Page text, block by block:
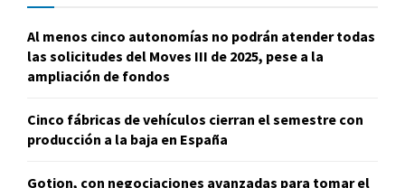
Al menos cinco autonomías no podrán atender todas
las solicitudes del Moves III de 2025, pese a la
ampliación de fondos
Cinco fábricas de vehículos cierran el semestre con
producción a la baja en España
Gotion, con negociaciones avanzadas para tomar el